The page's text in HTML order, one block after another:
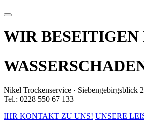
WIR BESEITIGEN
Nikel Trockenservice · Siebengebirgsblick
Tel.: 0228 550 67 133
IHR KONTAKT ZU UNS! UNSERE